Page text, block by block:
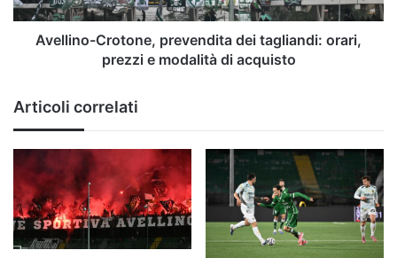
modalità
Avellino-Crotone, prevendita dei tagliandi: orari,
prezzi e modalità di acquisto
Articoli correlati